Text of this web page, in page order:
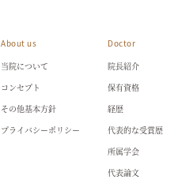
About us
当院について
コンセプト
その他基本方針
プライバシーポリシー
Doctor
院長紹介
保有資格
経歴
代表的な受賞歴
所属学会
代表論文